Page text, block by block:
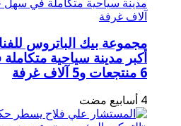
أكبر مدينة سياحية
6 منتجعات و5 آلاف غرفة